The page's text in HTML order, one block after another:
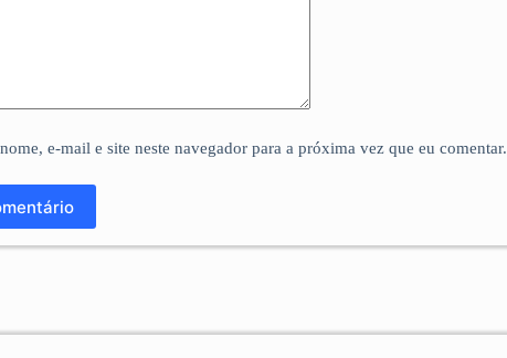
e-mail e site neste navegador para a próxima vez que eu comentar.